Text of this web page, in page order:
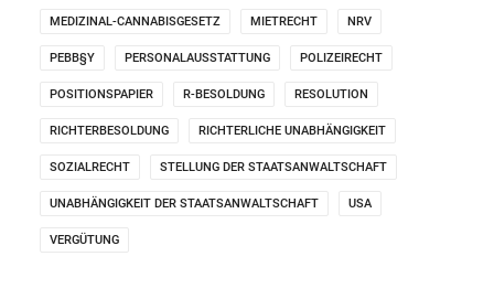
MEDIZINAL-CANNABISGESETZ MIETRECHT NRV
PEBB§Y PERSONALAUSSTATTUNG POLIZEIRECHT
POSITIONSPAPIER R-BESOLDUNG RESOLUTION
RICHTERBESOLDUNG RICHTERLICHE UNABHÄNGIGKEIT
SOZIALRECHT STELLUNG DER STAATSANWALTSCHAFT
UNABHÄNGIGKEIT DER STAATSANWALTSCHAFT USA
VERGÜTUNG